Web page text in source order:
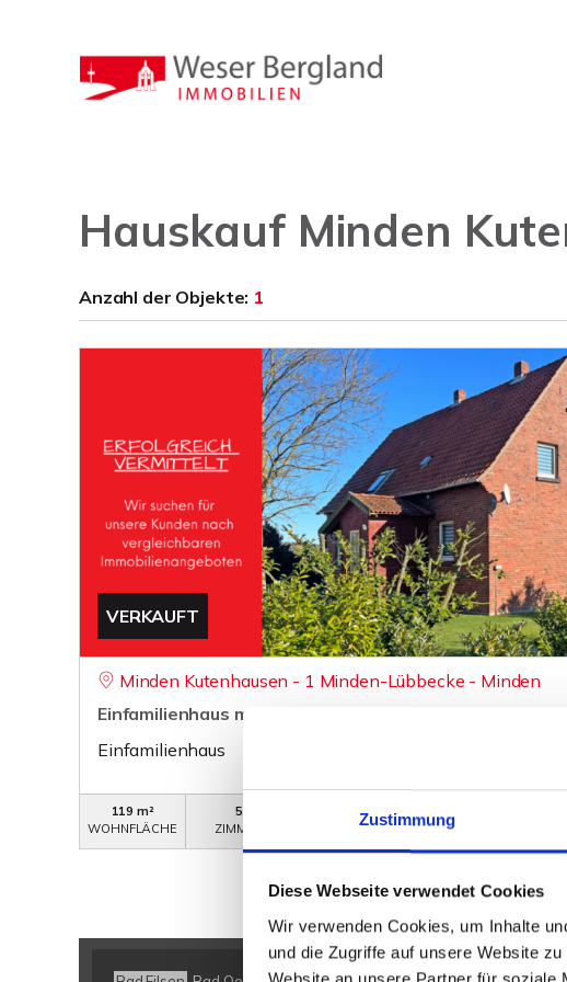
Zustimmung
Diese Webseite verwendet Cookies
Wir verwenden Cookies, um Inhalte
und die Zugriffe auf unsere Website
Website an unsere Partner für soziale
Hauskauf Minden
Anzahl der Objekte: 1
VERKAUFT
Minden Kutenhausen - 1 Minden-Lübbecke - Minden
Einfamilienhaus mit großem Grundstück, in ländlicher
Einfamilienhaus
119 m²
WOHNFLÄCHE
5
ZIMMER
WB-338
OBJEKTNUMMER